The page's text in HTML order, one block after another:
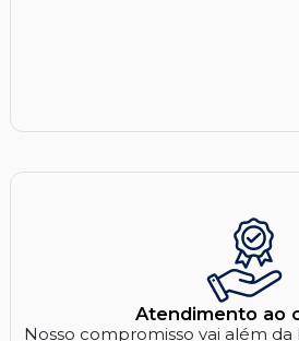
Atendimento ao
Nosso compromisso vai além da